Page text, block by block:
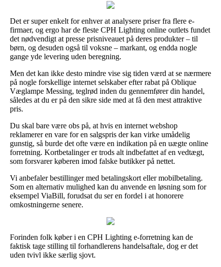
Det er super enkelt for enhver at analysere priser fra flere e-
firmaer, og ergo har de fleste CPH Lighting online outlets fundet
det nødvendigt at presse prisniveauet på deres produkter – til
børn, og desuden også til voksne – markant, og endda nogle
gange yde levering uden beregning.
Men det kan ikke desto mindre vise sig tiden værd at se nærmere
på nogle forskellige internet selskaber efter rabat på Oblique
Væglampe Messing, teglrød inden du gennemfører din handel,
således at du er på den sikre side med at få den mest attraktive
pris.
Du skal bare være obs på, at hvis en internet webshop
reklamerer en vare for en salgspris der kan virke umådelig
gunstig, så burde det ofte være en indikation på en uægte online
forretning. Kortbetalinger er trods alt indbefattet af en vedtægt,
som forsvarer køberen imod falske butikker på nettet.
Vi anbefaler bestillinger med betalingskort eller mobilbetaling.
Som en alternativ mulighed kan du anvende en løsning som for
eksempel ViaBill, forudsat du ser en fordel i at honorere
omkostningerne senere.
Forinden folk køber i en CPH Lighting e-forretning kan de
faktisk tage stilling til forhandlerens handelsaftale, dog er det
uden tvivl ikke særlig sjovt.